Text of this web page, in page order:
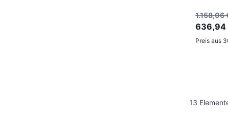
1.158,06
636,94
Preis aus
13